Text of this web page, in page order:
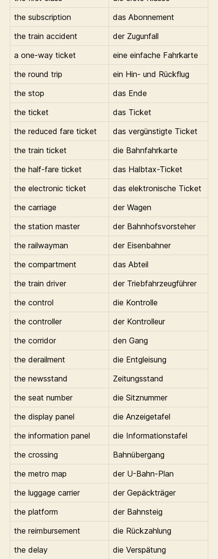
the subscription
das Abonnement
the train accident
der Zugunfall
a one-way ticket
eine einfache Fahrkarte
the round trip
ein Hin- und Rückflug
the stop
das Ende
the ticket
das Ticket
the reduced fare ticket
das vergünstigte Ticket
the train ticket
die Bahnfahrkarte
the half-fare ticket
das Halbtax-Ticket
the electronic ticket
das elektronische Ticket
the carriage
der Wagen
the station master
der Bahnhofsvorsteher
the railwayman
der Eisenbahner
the compartment
das Abteil
the train driver
der Triebfahrzeugführer
the control
die Kontrolle
the controller
der Kontrolleur
the corridor
den Gang
the derailment
die Entgleisung
the newsstand
Zeitungsstand
the seat number
die Sitznummer
the display panel
die Anzeigetafel
the information panel
die Informationstafel
the crossing
Bahnübergang
the metro map
der U-Bahn-Plan
the luggage carrier
der Gepäckträger
the platform
der Bahnsteig
the reimbursement
die Rückzahlung
the delay
die Verspätung